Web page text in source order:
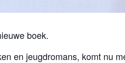
boek.
en jeugdromans, komt nu